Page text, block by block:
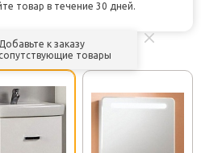
товар в течение 30 дней.
Добавьте к заказу
товары